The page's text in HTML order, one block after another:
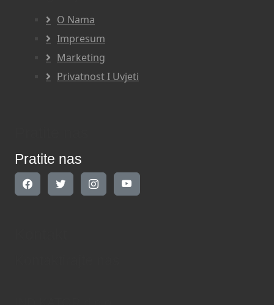
O Nama
Impresum
Marketing
Privatnost I Uvjeti
Pratite nas